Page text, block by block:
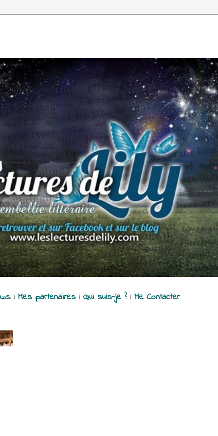
| Mes partenaires| Qui suis-je ?| Me Contacter